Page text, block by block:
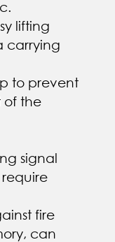
lifting
carrying
to prevent
of the
signal
fire
can